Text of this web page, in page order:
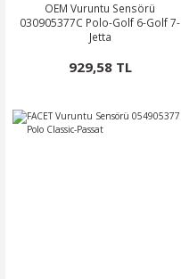
OEM Vuruntu Sensörü
030905377C Polo-Golf 6-Golf 7-
Jetta
929,58 TL